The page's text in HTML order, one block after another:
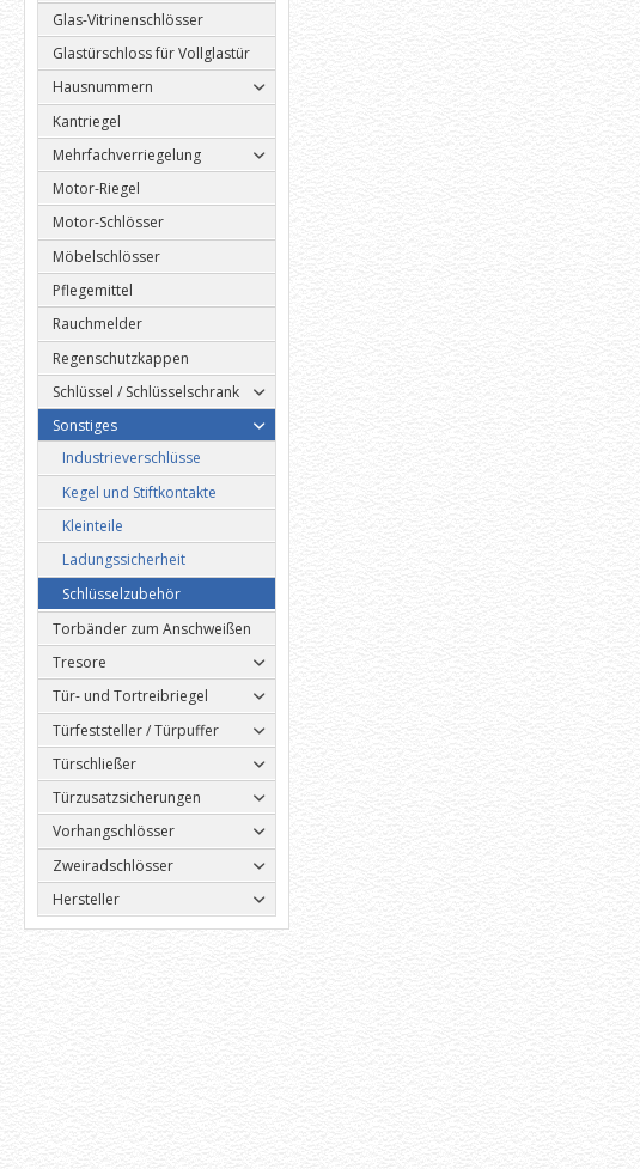
Glas-Vitrinenschlösser
Glastürschloss für Vollglastür
Hausnummern
Kantriegel
Mehrfachverriegelung
Motor-Riegel
Motor-Schlösser
Möbelschlösser
Pflegemittel
Rauchmelder
Regenschutzkappen
Schlüssel / Schlüsselschrank
Sonstiges
Industrieverschlüsse
Kegel und Stiftkontakte
Kleinteile
Ladungssicherheit
Schlüsselzubehör
Torbänder zum Anschweißen
Tresore
Tür- und Tortreibriegel
Türfeststeller / Türpuffer
Türschließer
Türzusatzsicherungen
Vorhangschlösser
Zweiradschlösser
Hersteller